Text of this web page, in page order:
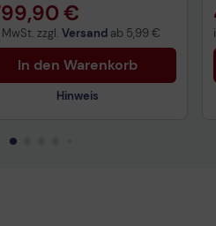
€
zzgl. Versand ab 5,99 €
In den Warenkorb
Hinweis